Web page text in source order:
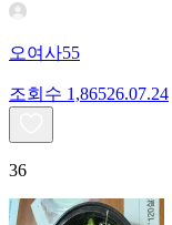
오여사55
조회수 1,86526.07.24
36